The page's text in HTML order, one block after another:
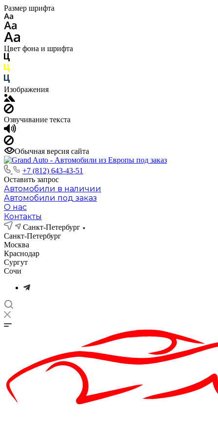
Размер шрифта
Цвет фона и шрифта
Изображения
Озвучивание текста
Обычная версия сайта
+7 (812) 643-43-51
Оставить запрос
Автомобили в наличии
Автомобили под заказ
О нас
Контакты
Санкт-Петербург
Санкт-Петербург
Москва
Краснодар
Сургут
Сочи